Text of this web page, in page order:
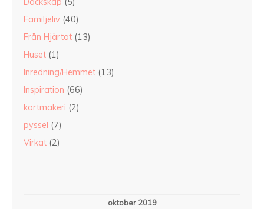
Familjeliv (40)
Från Hjärtat (13)
Huset (1)
Inredning/Hemmet (13)
Inspiration (66)
kortmakeri (2)
pyssel (7)
Virkat (2)
oktober 2019